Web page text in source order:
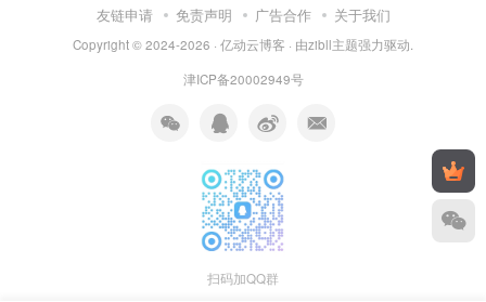
友链申请 免责声明 广告合作 关于我们
Copyright © 2024-2026 · 亿动云博客 · 由zibll主题强力驱动.
津ICP备20002949号
扫码加QQ群